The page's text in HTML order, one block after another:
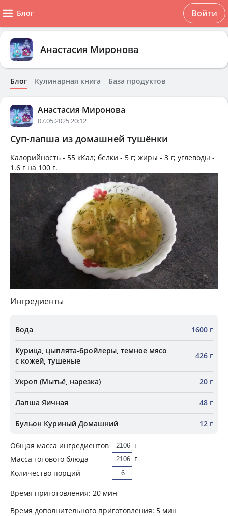
Блог Войти
Анастасия Миронова
Блог Кулинарная книга База продуктов
Анастасия Миронова
07.05.2025 20:12
Суп-лапша из домашней тушёнки
Калорийность - 55 кКал; белки - 5 г; жиры - 3 г; углеводы -
1.6 г на 100 г.
Ингредиенты
Вода 1600 г
Курица, цыплята-бройлеры, темное мясо
с кожей, тушеные
426 г
Укроп (Мытьё, нарезка) 20 г
Лапша Яичная 48 г
Бульон Куриный Домашний 12 г
Общая масса ингредиентов
г
Масса готового блюда
г
Количество порций
Время приготовления: 20 мин
Время дополнительного приготовления: 5 мин